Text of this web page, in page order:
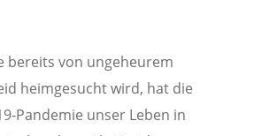
bereits von ungeheurem
heimgesucht wird, hat die
Pandemie unser Leben in